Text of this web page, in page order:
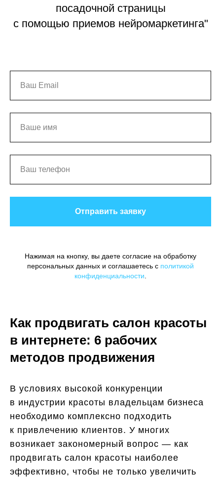
посадочной страницы
с помощью приемов нейромаркетинга"
Отправить заявку
Нажимая на кнопку, вы даете согласие на обработку
персональных данных и соглашаетесь c политикой
конфиденциальности
Как продвигать салон красоты
в интернете: 6 рабочих
методов продвижения
В условиях высокой конкуренции
в индустрии красоты владельцам бизнеса
необходимо комплексно подходить
к привлечению клиентов. У многих
возникает закономерный вопрос — как
продвигать салон красоты наиболее
эффективно, чтобы не только увеличить